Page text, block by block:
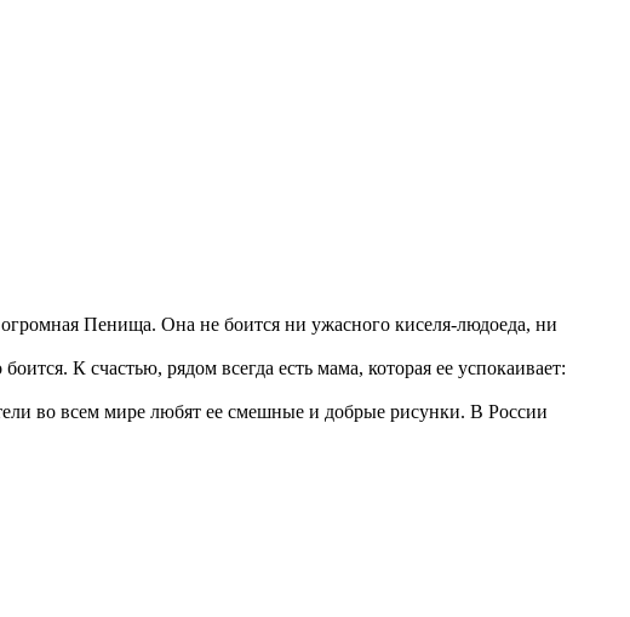
Пенища. Она не боится ни ужасного киселя-людоеда, ни
К счастью, рядом всегда есть мама, которая ее успокаивает:
во всем мире любят ее смешные и добрые рисунки. В России